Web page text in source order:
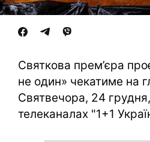
Святкова прем’єра
не один» чекатиме на
Святвечора, 24
телеканалах "1+1